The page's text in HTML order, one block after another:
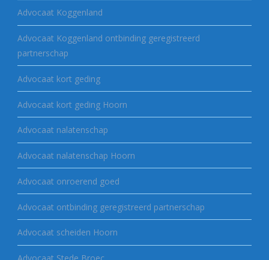
Advocaat Koggenland
Advocaat Koggenland ontbinding geregistreerd
partnerschap
Advocaat kort geding
Advocaat kort geding Hoorn
Advocaat nalatenschap
Advocaat nalatenschap Hoorn
Advocaat onroerend goed
Advocaat ontbinding geregistreerd partnerschap
Advocaat scheiden Hoorn